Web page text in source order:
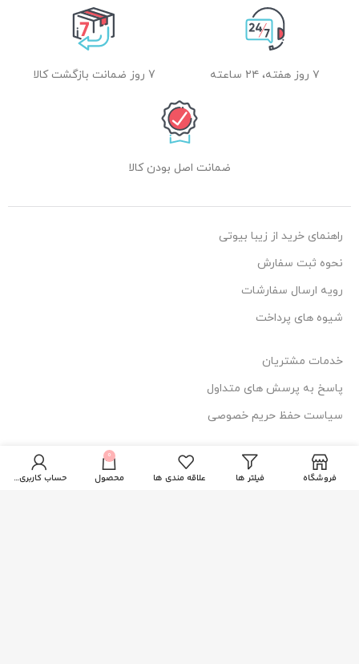
۷ روز هفته، ۲۴ ساعته 7 روز ضمانت بازگشت کالا
ضمانت اصل بودن کالا
راهنمای خرید از زیبا بیوتی
نحوه ثبت سفارش
رویه ارسال سفارشات
شیوه های پرداخت
خدمات مشتریان
پاسخ به پرسش های متداول
سیاست حفظ حریم خصوصی
اطلاعات تماس
آدرس: قم، فلکه دستغیب، ساختمان امیر
فروشگاه فیلتر ها علاقه مندی ها
0
محصول حساب کاربری من